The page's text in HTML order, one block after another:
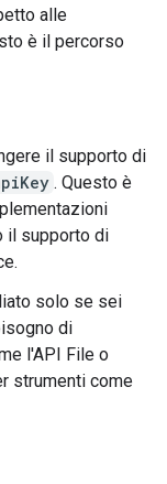
alle
è il percorso
il supporto di
. Questo è
il supporto di
solo se sei
di
l'API File o
strumenti come